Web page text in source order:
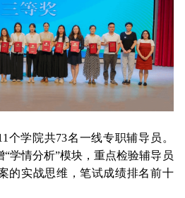
个学院共73名一线专职辅导员。
学情分析”模块，重点检验辅导员
的实战思维，笔试成绩排名前十